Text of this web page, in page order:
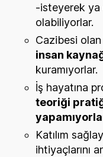
-isteyerek ya
olabiliyorlar.
Cazibesi
insan
kuramıyorlar.
İş hayatına
teoriği
Katılım
ihtiyaçlarını